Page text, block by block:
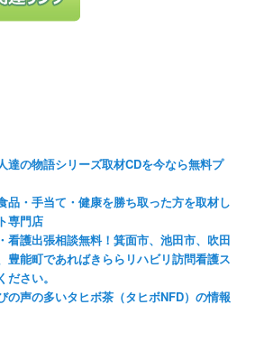
達の物語シリーズ取材CDを今なら無料プ
品・手当て・健康を勝ち取った方を取材し
専門店
看護出張相談無料！箕面市、池田市、吹田
豊能町であればきららリハビリ訪問看護ス
さい。
の声の多いタヒボ茶（タヒボNFD）の情報